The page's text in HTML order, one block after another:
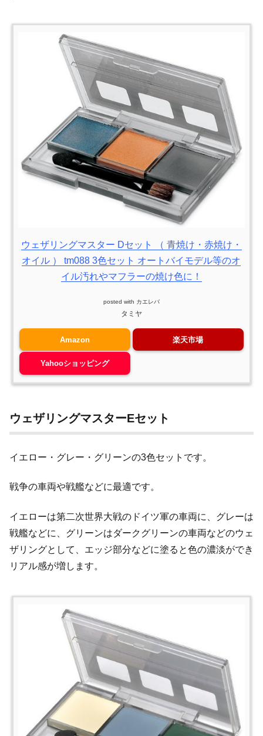
ウェザリングマスター Dセット （ 青焼け・赤焼け・
オイル ） tm088 3色セット オートバイモデル等のオ
イル汚れやマフラーの焼け色に！
posted with カエレバ
タミヤ
Amazon 楽天市場
Yahooショッピング
ウェザリングマスターEセット
イエロー・グレー・グリーンの3色セットです。
戦争の車両や戦艦などに最適です。
イエローは第二次世界大戦のドイツ軍の車両に、グレーは
戦艦などに、グリーンはダークグリーンの車両などのウェ
ザリングとして、エッジ部分などに塗ると色の濃淡ができ
リアル感が増します。